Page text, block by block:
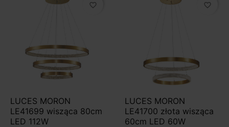
favorite_border
LUCES MORON
LE41699 wisząca 80cm
LED 112W
favorite_border
LUCES MORON
LE41700 złota wisząca
60cm LED 60W